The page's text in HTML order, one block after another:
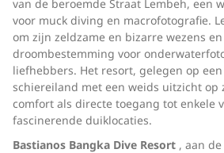
van de beroemde Straat Lembeh, een
voor muck diving en macrofotografie.
om zijn zeldzame en bizarre wezens
droombestemming voor
liefhebbers. Het resort, gelegen op
schiereiland met een weids uitzicht op
comfort als directe toegang tot enkele
fascinerende duiklocaties.
Bastianos Bangka Dive Resort , aan